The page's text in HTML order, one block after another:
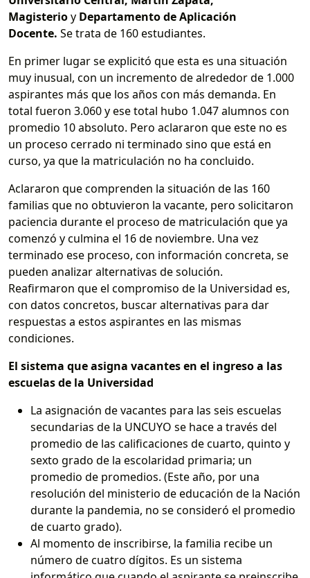
Magisterioy Departamento de Aplicación
Docente. Se trata de 160 estudiantes.
En primer lugar se explicitó que esta es una situación
muy inusual, con un incremento de alrededor de 1.000
aspirantes más que los años con más demanda. En
total fueron 3.060 y ese total hubo 1.047 alumnos con
promedio 10 absoluto. Pero aclararon que este no es
un proceso cerrado ni terminado sino que está en
curso, ya que la matriculación no ha concluido.
Aclararon que comprenden la situación de las 160
familias que no obtuvieron la vacante, pero solicitaron
paciencia durante el proceso de matriculación que ya
comenzó y culmina el 16 de noviembre. Una vez
terminado ese proceso, con información concreta, se
pueden analizar alternativas de solución.
Reafirmaron que el compromiso de la Universidad es,
con datos concretos, buscar alternativas para dar
respuestas a estos aspirantes en las mismas
condiciones.
El sistema que asigna vacantes en el ingreso a las
escuelas de la Universidad
La asignación de vacantes para las seis escuelas
secundarias de la UNCUYO se hace a través del
promedio de las calificaciones de cuarto, quinto y
sexto grado de la escolaridad primaria; un
promedio de promedios. (Este año, por una
resolución del ministerio de educación de la Nación
durante la pandemia, no se consideró el promedio
de cuarto grado).
Al momento de inscribirse, la familia recibe un
número de cuatro dígitos. Es un sistema